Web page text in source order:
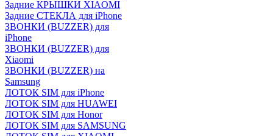
Задние КРЫШКИ XIAOMI
Задние СТЕКЛА для iPhone
ЗВОНКИ (BUZZER) для
iPhone
ЗВОНКИ (BUZZER) для
Xiaomi
ЗВОНКИ (BUZZER) на
Samsung
ЛОТОК SIM для iPhone
ЛОТОК SIM для HUAWEI
ЛОТОК SIM для Honor
ЛОТОК SIM для SAMSUNG